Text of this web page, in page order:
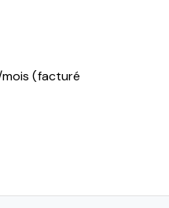
(facturé